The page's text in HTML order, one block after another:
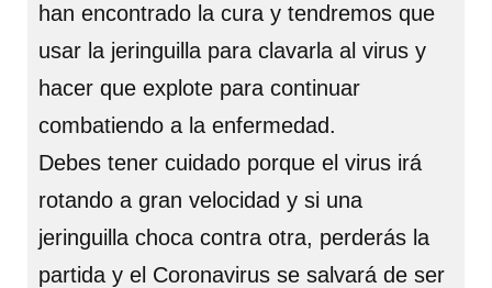
han encontrado la cura y tendremos que
usar la jeringuilla para clavarla al virus y
hacer que explote para continuar
combatiendo a la enfermedad.
Debes tener cuidado porque el virus irá
rotando a gran velocidad y si una
jeringuilla choca contra otra, perderás la
partida y el Coronavirus se salvará de ser